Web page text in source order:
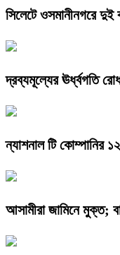
সিলেটে ওসমানীনগরে দুই
দ্রব্যমূল্যের ঊর্ধ্বগতি
ন্যাশনাল টি কোম্পানির
আসামীরা জামিনে মুক্ত;